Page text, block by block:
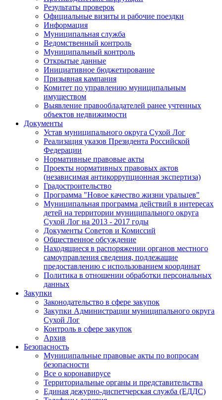
Результаты проверок
Официальные визиты и рабочие поездки
Информация
Муниципальная служба
Ведомственный контроль
Муниципальный контроль
Открытые данные
Инициативное бюджетирование
Призывная кампания
Комитет по управлению муниципальным
имуществом
Выявление правообладателей ранее учтенных
объектов недвижимости
Документы
Устав муниципального округа Сухой Лог
Реализация указов Президента Российской
Федерации
Нормативные правовые акты
Проекты нормативных правовых актов
(независимая антикоррупционная экспертиза)
Градостроительство
Программа "Новое качество жизни уральцев"
Муниципальная программа действий в интересах
детей на территории муниципального округа
Сухой Лог на 2013 - 2017 годы
Документы Советов и Комиссий
Общественное обсуждение
Находящиеся в распоряжении органов местного
самоуправления сведения, подлежащие
предоставлению с использованием координат
Политика в отношении обработки персональных
данных
Закупки
Законодательство в сфере закупок
Закупки Администрации муниципального округа
Сухой Лог
Контроль в сфере закупок
Архив
Безопасность
Муниципальные правовые акты по вопросам
безопасности
Все о коронавирусе
Территориальные органы и представительства
Единая дежурно-диспетчерская служба (ЕДДС)